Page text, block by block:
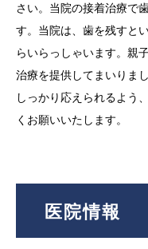
さい。当院の接着治療で
す。当院は、歯を残すと
らいらっしゃいます。親
治療を提供してまいりま
しっかり応えられるよう
くお願いいたします。
医院情報